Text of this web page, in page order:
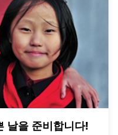
날을 준비합니다!